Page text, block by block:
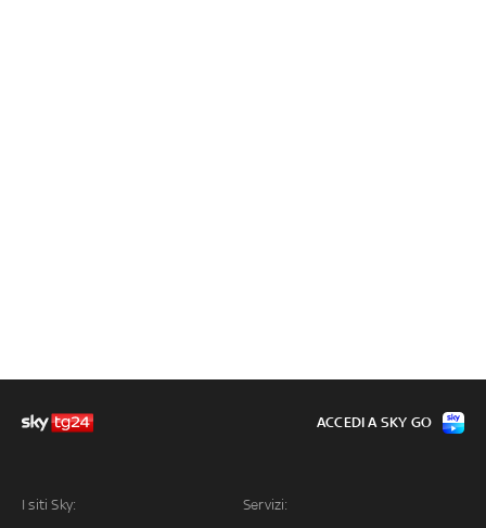
I siti Sky: Servizi:
ACCEDI A SKY GO